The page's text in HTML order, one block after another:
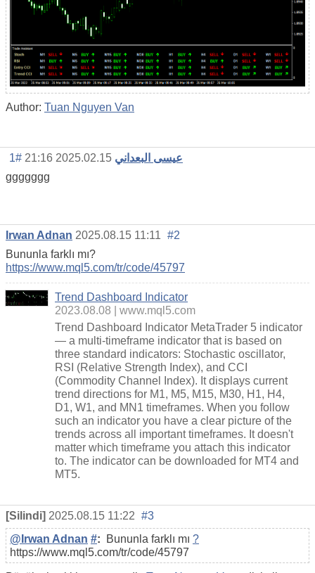
Author: Tuan Nguyen Van
عيسى البعداني 2025.02.15 21:16
#1
ggggggg
Irwan Adnan 2025.08.15 11:11 #2
Bununla farklı mı?
https://www.mql5.com/tr/code/45797
Trend Dashboard Indicator
2023.08.08
www.mql5.com
Trend Dashboard Indicator MetaTrader 5 indicator
— a multi-timeframe indicator that is based on
three standard indicators: Stochastic oscillator,
RSI (Relative Strength Index), and CCI
(Commodity Channel Index). It displays current
trend directions for M1, M5, M15, M30, H1, H4,
D1, W1, and MN1 timeframes. When you follow
such an indicator you have a clear picture of the
trends across all important timeframes. It doesn't
matter which timeframe you attach this indicator
to. The indicator can be downloaded for MT4 and
MT5.
[Silindi] 2025.08.15 11:22 #3
@Irwan Adnan #: Bununla farklı mı ?
https://www.mql5.com/tr/code/45797